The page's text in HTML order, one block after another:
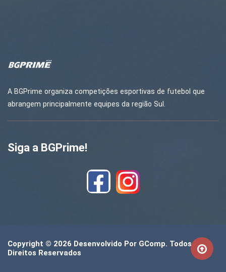
A BGPrime organiza competições esportivas de futebol que
abrangem principalmente equipes da região Sul.
Siga a BGPrime!
Copyright © 2026 Desenvolvido Por GComp. Todos Os
Direitos Reservados